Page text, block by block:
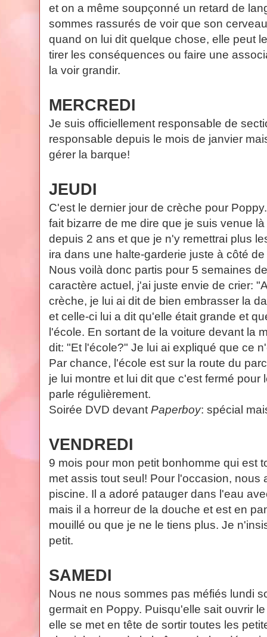
et on a même soupçonné un retard de
sommes rassurés de voir que son
quand on lui dit quelque chose, elle peut
tirer les conséquences ou faire une
la voir grandir.
MERCREDI
Je suis officiellement responsable de
responsable depuis le mois de janvier
gérer la barque!
JEUDI
C'est le dernier jour de crèche pour
fait bizarre de me dire que je suis venue
depuis 2 ans et que je n'y remettrai plus
ira dans une halte-garderie juste à côté
Nous voilà donc partis pour 5 semaines
caractère actuel, j'ai juste envie de crier:
crèche, je lui ai dit de bien embrasser la
et celle-ci lui a dit qu'elle était grande et
l'école. En sortant de la voiture devant la
dit: "Et l'école?" Je lui ai expliqué que ce
Par chance, l'école est sur la route du
je lui montre et lui dit que c'est fermé pour
parle régulièrement.
Soirée DVD devant Paperboy: spécial
VENDREDI
9 mois pour mon petit bonhomme qui est
met assis tout seul! Pour l'occasion, nous
piscine. Il a adoré patauger dans l'eau
mais il a horreur de la douche et est en
mouillé ou que je ne le tiens plus. Je
petit.
SAMEDI
Nous ne nous sommes pas méfiés lundi
germait en Poppy. Puisqu'elle sait ouvrir
elle se met en tête de sortir toutes les